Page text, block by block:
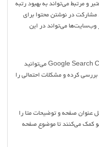
و مرتبط می‌تواند به بهبود رتبه
در نوشتن محتوا برای
وب‌سایت‌ها می‌تواند در این
- با استفاده از ابزارهایی مانند Google Search Console می‌توانید
کرده و مشکلات احتمالی را
عنوان صفحه و توضیحات متا را
کمک می‌کنند تا موضوع صفحه